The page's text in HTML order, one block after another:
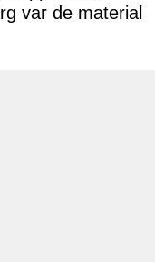
var de material